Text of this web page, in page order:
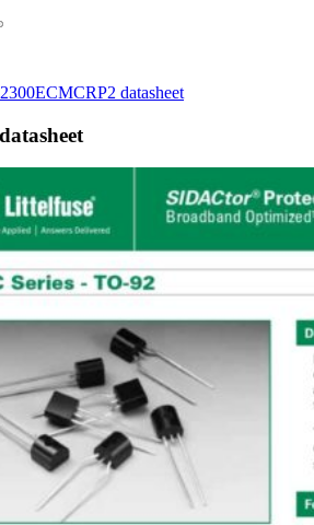
datasheet